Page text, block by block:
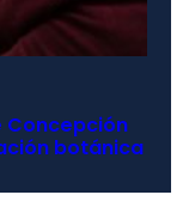
Concepción
botánica